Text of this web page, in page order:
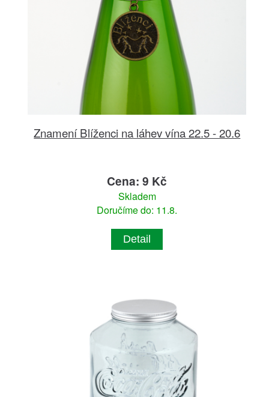
Znamení Blíženci na láhev vína 22.5 - 20.6
Cena: 9 Kč
Skladem
Doručíme do: 11.8.
Detail